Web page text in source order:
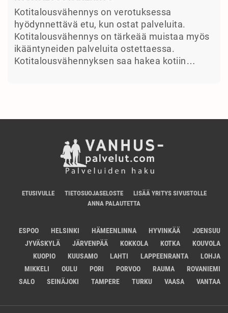
Kotitalousvähennys on verotuksessa
hyödynnettävä etu, kun ostat palveluita.
Kotitalousvähennys on tärkeää muistaa myös
ikääntyneiden palveluita ostettaessa.
Kotitalousvähennyksen saa hakea kotiin…
ETUSIVULLE TIETOSUOJASELOSTE
LISÄÄ YRITYS SIVUSTOLLE
ANNA PALAUTETTA
ESPOO HELSINKI HÄMEENLINNA HYVINKÄÄ
JOENSUU
JYVÄSKYLÄ
JÄRVENPÄÄ KOKKOLA KOTKA
KOUVOLA
KUOPIO
KUUSAMO LAHTI LAPPEENRANTA
LOHJA
MIKKELI
OULU PORI PORVOO RAUMA
ROVANIEMI
SALO
SEINÄJOKI TAMPERE TURKU VAASA VANTAA